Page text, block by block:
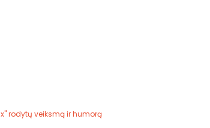
rodytų veiksmą ir humorą